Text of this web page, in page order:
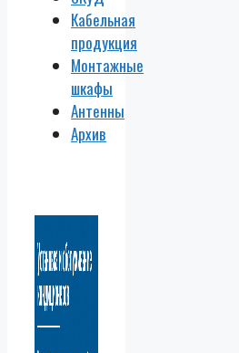
Кабельная
продукция
Монтажные
шкафы
Антенны
Архив